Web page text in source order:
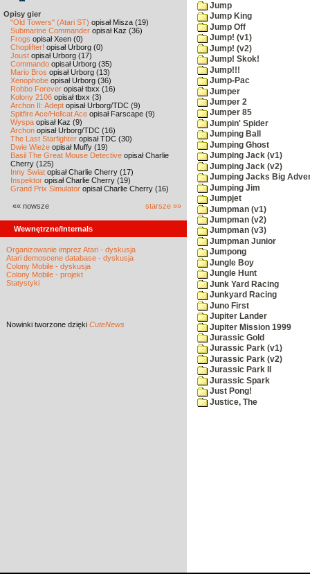
Opisy gier
"Old Towers" (Atari ST) opisał Misza (19)
Submarine Commander opisał Kaz (36)
Frogs opisał Xeen (0)
Choplifter! opisał Urborg (0)
Joust opisał Urborg (17)
Commando opisał Urborg (35)
Mario Bros opisał Urborg (13)
Xenophobe opisał Urborg (36)
Robbo Forever opisał tbxx (16)
Kolony 2106 opisał tbxx (3)
Archon II: Adept opisał Urborg/TDC (9)
Spitfire Ace/Hellcat Ace opisał Farscape (9)
Wyspa opisał Kaz (9)
Archon opisał Urborg/TDC (16)
The Last Starfighter opisał TDC (30)
Dwie Wieże opisał Muffy (19)
Basil The Great Mouse Detective opisał Charlie
Cherry (125)
Inny Świat opisał Charlie Cherry (17)
Inspektor opisał Charlie Cherry (19)
Grand Prix Simulator opisał Charlie Cherry (16)
«« nowsze starsze »»
Wewnętrzne/Internals
Organizowanie imprez Atari - dyskusja
Atari demoscene database - dyskusja
Colony Mobile - dyskusja
Colony Mobile - projekt
Statystyki
Nowinki tworzone dzięki CuteNews
Jump
Jump King
Jump Off
Jump! (v1)
Jump! (v2)
Jump! Skok!
Jump!!!
Jump-Pac
Jumper
Jumper 2
Jumper 85
Jumpin' Spider
Jumping Ball
Jumping Ghost
Jumping Jack (v1)
Jumping Jack (v2)
Jumping Jacks Big
Jumping Jim
Jumpjet
Jumpman (v1)
Jumpman (v2)
Jumpman (v3)
Jumpman Junior
Jumpong
Jungle Boy
Jungle Hunt
Junk Yard Racing
Junkyard Racing
Juno First
Jupiter Lander
Jupiter Mission 1999
Jurassic Gold
Jurassic Park (v1)
Jurassic Park (v2)
Jurassic Park II
Jurassic Spark
Just Pong!
Justice, The